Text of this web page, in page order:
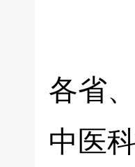
各省
中医